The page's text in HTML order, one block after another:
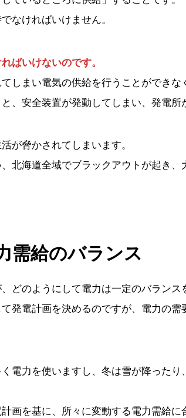
なければいけません。
ばいけないのです。
しまい電気の供給を行うことができな
、安全装置が発動してしまい、発電所
が脅かされてしまいます。
北海道全域でブラックアウトが起き、
需給のバランス
どのようにして電力は一定のバランス
発電計画を決めるのですが、電力の
電力を使いますし、冬は雪が降った
画を基に、所々に変動する電力需給